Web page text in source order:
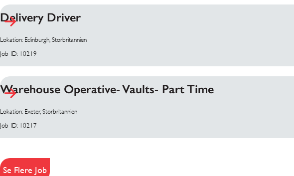
Delivery Driver
Lokation: Edinburgh, Storbritannien
Job ID: 10219
Warehouse Operative- Vaults- Part Time
Lokation: Exeter, Storbritannien
Job ID: 10217
Se Flere Job